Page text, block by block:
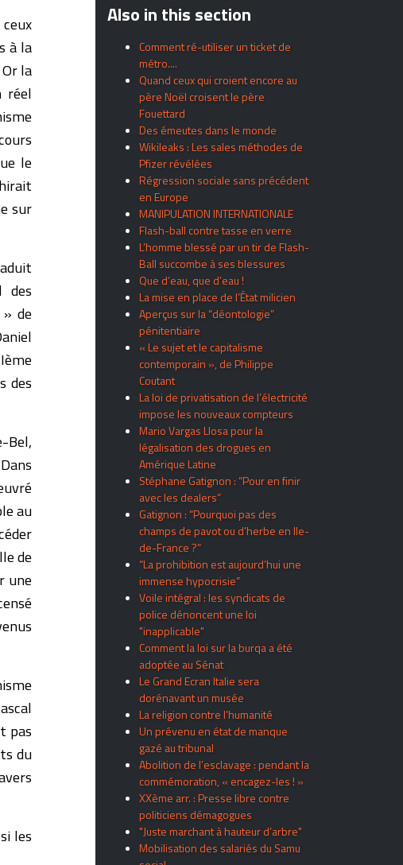
à la
la
réel
le
sur
des
de
des
Bel,
au
de
une
pas
du
les
Also in this section
Comment ré-utiliser un ticket de
métro....
Quand ceux qui croient encore au
père Noël croisent le père
Fouettard
Des émeutes dans le monde
Wikileaks : Les sales méthodes de
Pfizer révélées
Régression sociale sans précédent
en Europe
MANIPULATION INTERNATIONALE
Flash-ball contre tasse en verre
L’homme blessé par un tir de Flash-
Ball succombe à ses blessures
Que d’eau, que d’eau !
La mise en place de l’État milicien
Aperçus sur la “déontologie”
pénitentiaire
« Le sujet et le capitalisme
contemporain », de Philippe
Coutant
La loi de privatisation de l’électricité
impose les nouveaux compteurs
Mario Vargas Llosa pour la
légalisation des drogues en
Amérique Latine
Stéphane Gatignon : “Pour en finir
avec les dealers”
Gatignon : “Pourquoi pas des
champs de pavot ou d’herbe en Ile-
de-France ?”
“La prohibition est aujourd’hui une
immense hypocrisie”
Voile intégral : les syndicats de
police dénoncent une loi
"inapplicable"
Comment la loi sur la burqa a été
adoptée au Sénat
Le Grand Ecran Italie sera
dorénavant un musée
La religion contre l’humanité
Un prévenu en état de manque
gazé au tribunal
Abolition de l’esclavage : pendant la
commémoration, « encagez-les ! »
XXème arr. : Presse libre contre
politiciens démagogues
"Juste marchant à hauteur d’arbre"
Mobilisation des salariés du Samu